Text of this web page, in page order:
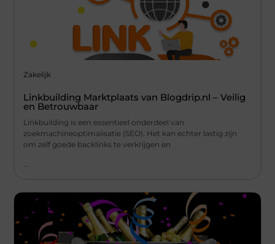
Zakelijk
Linkbuilding Marktplaats van Blogdrip.nl – Veilig
en Betrouwbaar
Linkbuilding is een essentieel onderdeel van
zoekmachineoptimalisatie (SEO). Het kan echter lastig zijn
om zelf goede backlinks te verkrijgen en
...